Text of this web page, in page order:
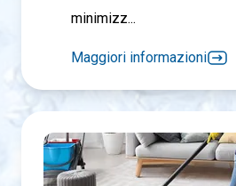
minimizz...
Maggiori informazioni